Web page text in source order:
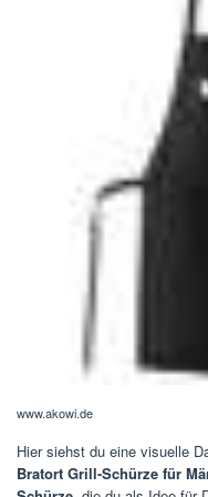
www.akowi.de
Hier siehst du eine visuelle
Bratort Grill-Schürze für